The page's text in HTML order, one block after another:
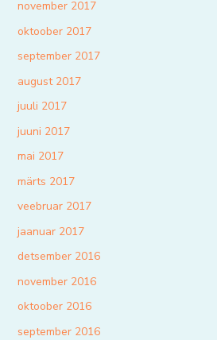
november 2017
oktoober 2017
september 2017
august 2017
juuli 2017
juuni 2017
mai 2017
märts 2017
veebruar 2017
jaanuar 2017
detsember 2016
november 2016
oktoober 2016
september 2016